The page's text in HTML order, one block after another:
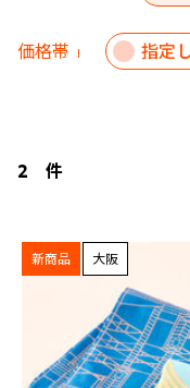
価格帯 指定
2 件
新商品 大阪